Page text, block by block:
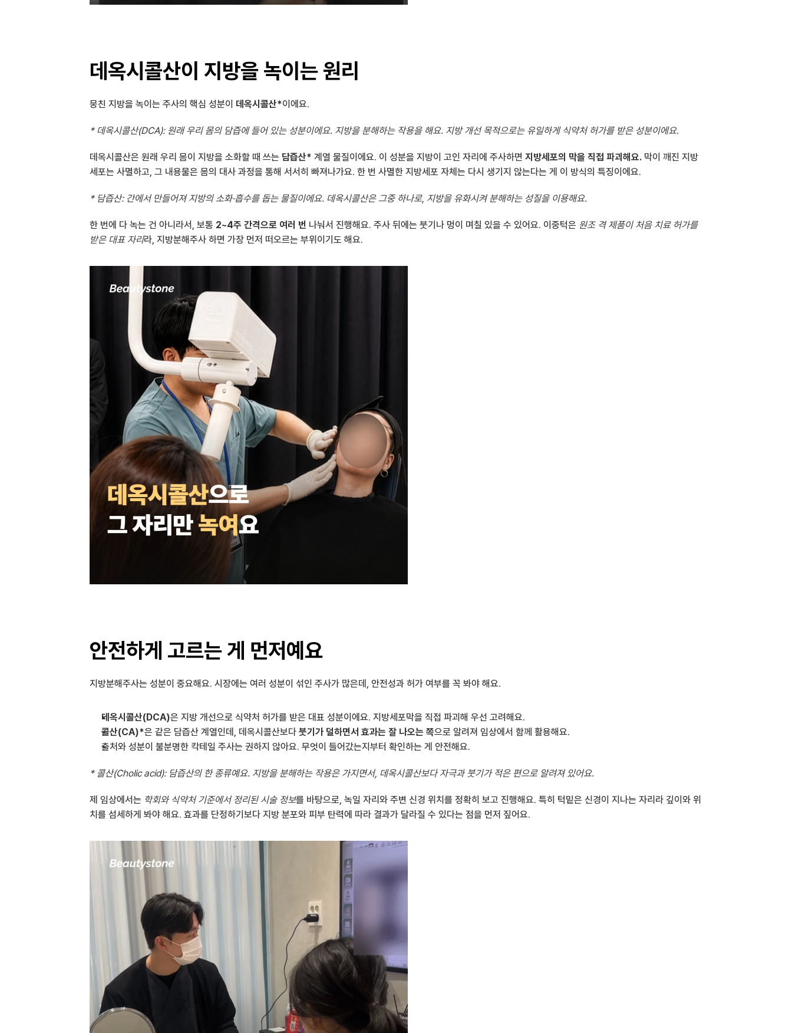
데옥시콜산이 지방을 녹이는 원리
뭉친 지방을 녹이는 주사의 핵심 성분이 데옥시콜산*이에요.
* 데옥시콜산(DCA): 원래 우리 몸의 담즙에 들어 있는 성분이에요. 지방을 분해하는 작용을 해요. 지방 개선 목적으로는 유일하게 식약처 허가를 받은 성분이에요.
데옥시콜산은 원래 우리 몸이 지방을 소화할 때 쓰는 담즙산* 계열 물질이에요. 이 성분을 지방이 고인 자리에 주사하면 지방세포의 막을 직접 파괴해요. 막이 깨진 지방
세포는 사멸하고, 그 내용물은 몸의 대사 과정을 통해 서서히 빠져나가요. 한 번 사멸한 지방세포 자체는 다시 생기지 않는다는 게 이 방식의 특징이에요.
* 담즙산: 간에서 만들어져 지방의 소화·흡수를 돕는 물질이에요. 데옥시콜산은 그중 하나로, 지방을 유화시켜 분해하는 성질을 이용해요.
한 번에 다 녹는 건 아니라서, 보통 2~4주 간격으로 여러 번 나눠서 진행해요. 주사 뒤에는 붓기나 멍이 며칠 있을 수 있어요. 이중턱은 원조 격 제품이 처음 치료 허가를
받은 대표 자리라, 지방분해주사 하면 가장 먼저 떠오르는 부위이기도 해요.
안전하게 고르는 게 먼저예요
지방분해주사는 성분이 중요해요. 시장에는 여러 성분이 섞인 주사가 많은데, 안전성과 허가 여부를 꼭 봐야 해요.
데옥시콜산(DCA)은 지방 개선으로 식약처 허가를 받은 대표 성분이에요. 지방세포막을 직접 파괴해 우선 고려해요.
콜산(CA)*은 같은 담즙산 계열인데, 데옥시콜산보다 붓기가 덜하면서 효과는 잘 나오는 쪽으로 알려져 임상에서 함께 활용해요.
출처와 성분이 불분명한 칵테일 주사는 권하지 않아요. 무엇이 들어갔는지부터 확인하는 게 안전해요.
* 콜산(Cholic acid): 담즙산의 한 종류예요. 지방을 분해하는 작용은 가지면서, 데옥시콜산보다 자극과 붓기가 적은 편으로 알려져 있어요.
제 임상에서는 학회와 식약처 기준에서 정리된 시술 정보를 바탕으로, 녹일 자리와 주변 신경 위치를 정확히 보고 진행해요. 특히 턱밑은 신경이 지나는 자리라 깊이와 위
치를 섬세하게 봐야 해요. 효과를 단정하기보다 지방 분포와 피부 탄력에 따라 결과가 달라질 수 있다는 점을 먼저 짚어요.